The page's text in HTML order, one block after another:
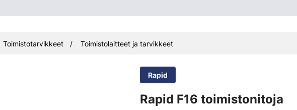
Toimistotarvikkeet Toimistolaitteet ja tarvikkeet
Rapid
Rapid F16 toimistonitoja